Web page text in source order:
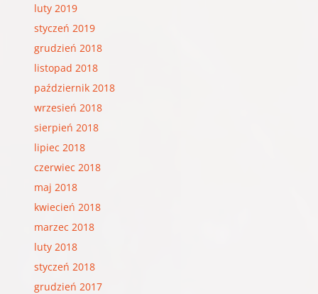
luty 2019
styczeń 2019
grudzień 2018
listopad 2018
październik 2018
wrzesień 2018
sierpień 2018
lipiec 2018
czerwiec 2018
maj 2018
kwiecień 2018
marzec 2018
luty 2018
styczeń 2018
grudzień 2017